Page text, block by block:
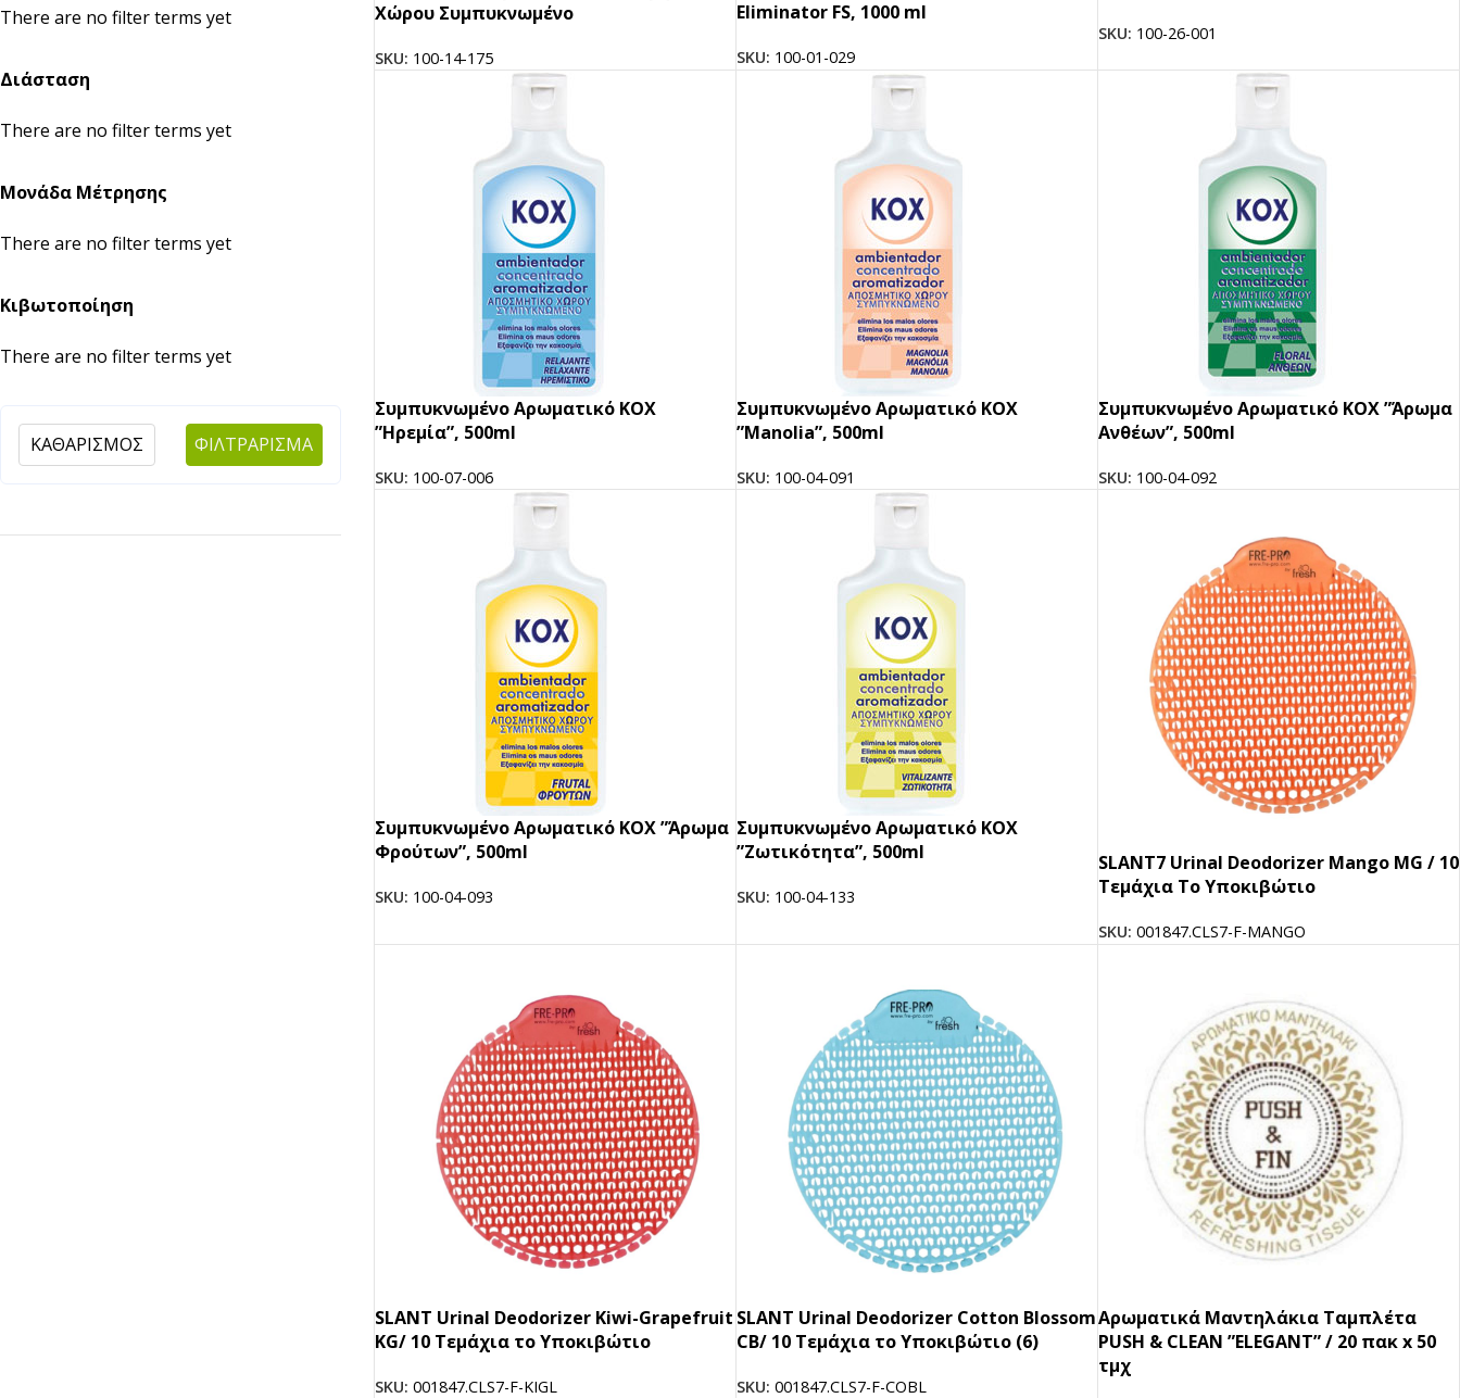
Kraft
Ζαχαροκάλαμο
Αλουμίνιο
Κουβέρ
ΑΝΑΛΩΣΙΜΑ ΕΣΤΙΑΣΗΣ
Αλουμινόχαρτο
ΠΡΟΪΟΝΤΑ ICUP
Ποτήρια
Καπάκια
Μηχανές
Γνωρίστε την icup
BRANDED ΛΥΣΕΙΣ
Χάρτινα Ποτήρια
Χαρτοπετσέτες
Lunch Box
Buckets για Κοτόπουλο
Be inspired
Food Packaging έμπνευση για το επόμενο σου project.
ΔΕΣ ΠΕΡΙΣΣΟΤΕΡΑ
Λύσεις βάσει Brand
There are no filter terms yet
Διάσταση
There are no filter terms yet
Μονάδα Μέτρησης
There are no filter terms yet
Κιβωτοποίηση
There are no filter terms yet
ΦΙΛΤΡΑΡΙΣΜΑ
ΚΑΘΑΡΙΣΜΟΣ
Χώρου Συμπυκνωμένο
SKU: 100-14-175
Eliminator FS, 1000 ml
SKU: 100-01-029
SKU: 100-26-001
Συμπυκνωμένο Αρωματικό ΚΟΧ
”Ηρεμία”, 500ml
SKU: 100-07-006
Συμπυκνωμένο Αρωματικό ΚΟΧ
”Manolia”, 500ml
SKU: 100-04-091
Συμπυκνωμένο Αρωματικό ΚΟΧ ”Άρωμα
Ανθέων”, 500ml
SKU: 100-04-092
Συμπυκνωμένο Αρωματικό ΚΟΧ ”Άρωμα
Φρούτων”, 500ml
SKU: 100-04-093
Συμπυκνωμένο Αρωματικό ΚΟΧ
”Ζωτικότητα”, 500ml
SKU: 100-04-133
SLANT7 Urinal Deodorizer Mango MG / 10
Tεμάχια Tο Υποκιβώτιο
SKU: 001847.CLS7-F-MANGO
SLANT Urinal Deodorizer Kiwi-Grapefruit
KG/ 10 Τεμάχια το Υποκιβώτιο
SKU: 001847.CLS7-F-KIGL
SLANT Urinal Deodorizer Cotton Blossom
CB/ 10 Τεμάχια το Υποκιβώτιο (6)
SKU: 001847.CLS7-F-COBL
Αρωματικά Μαντηλάκια Ταμπλέτα
PUSH & CLEAN ”ELEGANT” / 20 πακ x 50
τμχ